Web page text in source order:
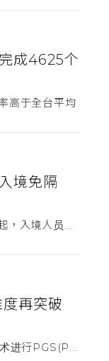
成4625个
高于全台平均
境免隔
，入境人员...
再突破
进行PGS(P...